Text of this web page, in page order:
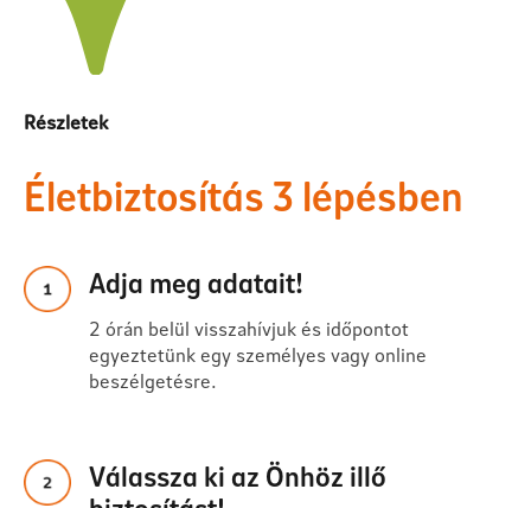
Részletek
Életbiztosítás 3 lépésben
Adja meg adatait!
2 órán belül visszahívjuk és időpontot
egyeztetünk egy személyes vagy online
beszélgetésre.
Válassza ki az Önhöz illő